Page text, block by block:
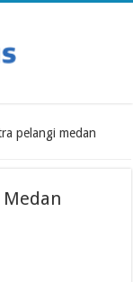
pelangi medan